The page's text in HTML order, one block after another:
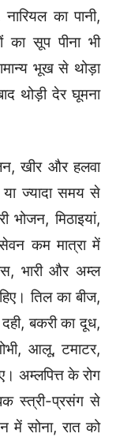
का पानी,
का सूप पीना भी
भूख से थोड़ा
थोड़ी देर घूमना
खीर और हलवा
ज्यादा समय से
भोजन, मिठाइयां,
कम मात्रा में
भारी और अम्ल
तिल का बीज,
बकरी का दूध,
आलू, टमाटर,
अम्लपित्त के रोग
स्त्री-प्रसंग से
में सोना, रात को